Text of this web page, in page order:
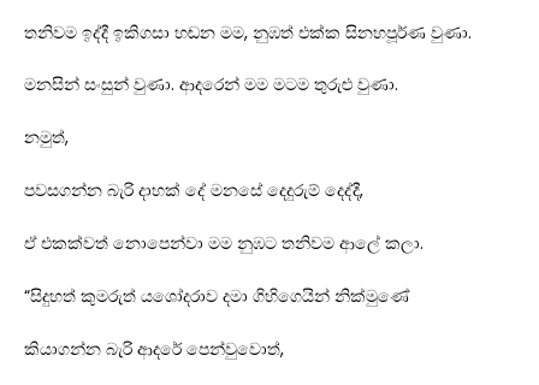
තනිවම ඉද්දී ඉකිගසා හඬන මම, නුඹත් එක්ක සිනහපූර්ණ වුණා.
මනසින් සංසුන් වුණා. ආදරෙන් මම මටම තුරුළු වුණා.
නමුත්,
පවසගන්න බැරි දාහක් දේ මනසේ දෙදුරුම් දෙද්දී,
ඒ එකක්වත් නොපෙන්වා මම නුඹට තනිවම ආලේ කලා.
“සිදුහත් කුමරුත් යශෝදරාව දමා ගිහිගෙයින් නික්මුණේ
කියාගන්න බැරි ආදරේ පෙන්වුවොත්,